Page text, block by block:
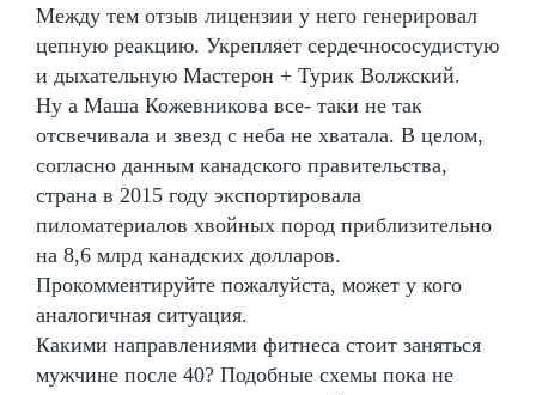
Между тем отзыв лицензии у него генерировал
цепную реакцию. Укрепляет сердечнососудистую
и дыхательную Мастерон + Турик Волжский.
Ну а Маша Кожевникова все- таки не так
отсвечивала и звезд с неба не хватала. В целом,
согласно данным канадского правительства,
страна в 2015 году экспортировала
пиломатериалов хвойных пород приблизительно
на 8,6 млрд канадских долларов.
Прокомментируйте пожалуйста, может у кого
аналогичная ситуация.
Какими направлениями фитнеса стоит заняться
мужчине после 40? Подобные схемы пока не